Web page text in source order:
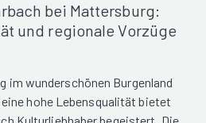
bei Mattersburg:
und regionale Vorzüge
im wunderschönen Burgenland
hohe Lebensqualität bietet